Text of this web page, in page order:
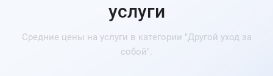
услуги
Средние цены на услуги в категории "Другой уход за
собой".